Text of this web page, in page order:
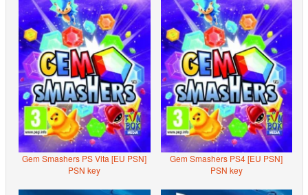
Gem Smashers PS Vita [EU PSN]
PSN key
Gem Smashers PS4 [EU PSN]
PSN key